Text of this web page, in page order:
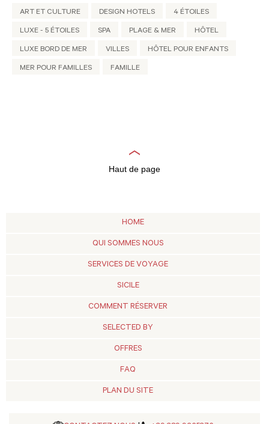
ART ET CULTURE DESIGN HOTELS 4 ÉTOILES
LUXE - 5 ÉTOILES SPA PLAGE & MER HÔTEL
LUXE BORD DE MER VILLES HÔTEL POUR ENFANTS
MER POUR FAMILLES FAMILLE
Haut de page
HOME
QUI SOMMES NOUS
SERVICES DE VOYAGE
SICILE
COMMENT RÉSERVER
SELECTED BY
OFFRES
FAQ
PLAN DU SITE